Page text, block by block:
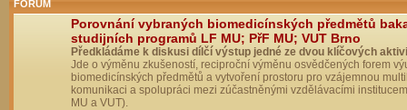
FÓRUM
Porovnání vybraných biomedicínských předmětů
studijních programů LF MU; PřF MU; VUT Brno
Předkládáme k diskusi dílčí výstup jedné ze dvou klíčových
Jde o výměnu zkušeností, reciproční výměnu osvědčených forem
biomedicínských předmětů a vytvoření prostoru pro vzájemnou
komunikaci a spolupráci mezi zúčastněnými vzdělávacími
MU a VUT).